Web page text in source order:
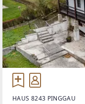
HAUS 8243 PINGGAU